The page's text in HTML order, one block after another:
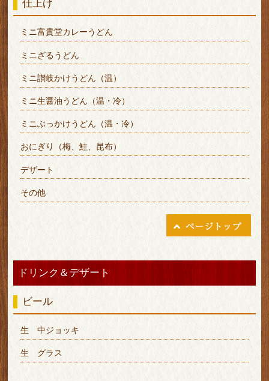
仕上げ
ミニ富貴堂カレーうどん
ミニざるうどん
ミニ讃岐かけうどん（温）
ミニ生醤油うどん（温・冷）
ミニぶっかけうどん（温・冷）
おにぎり（梅、鮭、昆布）
デザート
その他
ドリンク＆デザート
ビール
生 中ジョッキ
生 グラス